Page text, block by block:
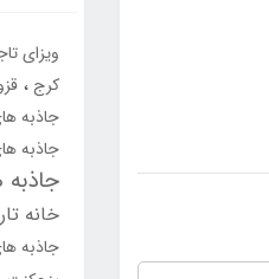
ویزای
کرج
جاذبه
جاذبه
خانه
جاذبه